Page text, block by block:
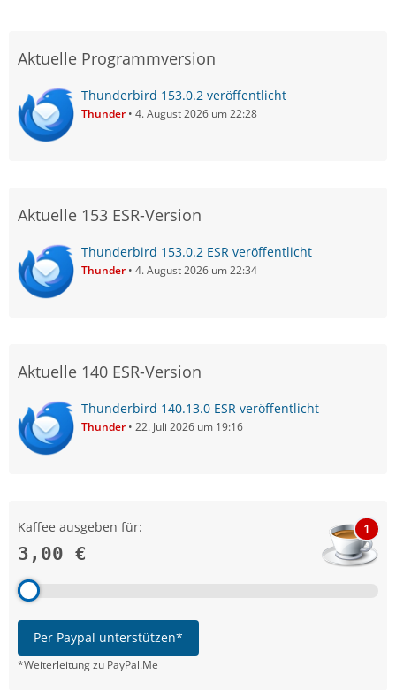
Aktuelle Programmversion
Thunderbird 153.0.2 veröffentlicht
Thunder 4. August 2026 um 22:28
Aktuelle 153 ESR-Version
Thunderbird 153.0.2 ESR veröffentlicht
Thunder 4. August 2026 um 22:34
Aktuelle 140 ESR-Version
Thunderbird 140.13.0 ESR veröffentlicht
Thunder 22. Juli 2026 um 19:16
Kaffee ausgeben für:
3,00 €
1
Per Paypal unterstützen*
*Weiterleitung zu PayPal.Me